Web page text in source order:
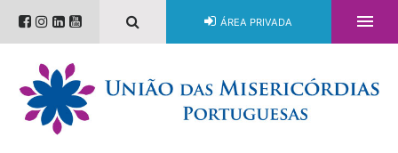
ÁREA PRIVADA 